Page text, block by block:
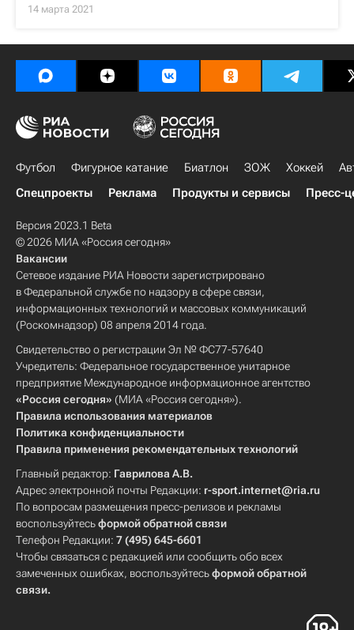
14 марта 2021
Футбол Фигурное катание Биатлон ЗОЖ Хоккей
Спецпроекты
Реклама Продукты и сервисы Пресс-
Версия 2023.1 Beta
© 2026 МИА «Россия сегодня»
Вакансии
Сетевое издание РИА Новости зарегистрировано
в Федеральной службе по надзору в сфере связи,
информационных технологий и массовых коммуникаций
(Роскомнадзор) 08 апреля 2014 года.
Свидетельство о регистрации Эл № ФС77-57640
Учредитель: Федеральное государственное унитарное
предприятие Международное информационное агентство
«Россия сегодня» (МИА «Россия сегодня»).
Правила использования материалов
Политика конфиденциальности
Правила применения рекомендательных технологий
Главный редактор: Гаврилова А.В.
Адрес электронной почты Редакции: r-sport.internet@ria.ru
По вопросам размещения пресс-релизов и рекламы
воспользуйтесьформой обратной связи
Телефон Редакции: 7 (495) 645-6601
Чтобы связаться с редакцией или сообщить обо всех
замеченных ошибках, воспользуйтесьформой обратной
связи.